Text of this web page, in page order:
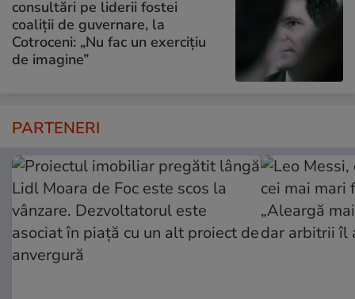
consultări pe liderii fostei
coaliții de guvernare, la
Cotroceni: „Nu fac un exercițiu
de imagine”
PARTENERI